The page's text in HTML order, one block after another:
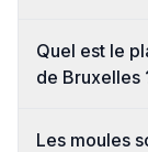
Quel est le
de Bruxelles
Les moules